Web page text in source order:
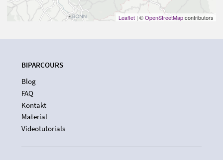
Leaflet | ©OpenStreetMapcontributors
BIPARCOURS
Blog
FAQ
Kontakt
Material
Videotutorials